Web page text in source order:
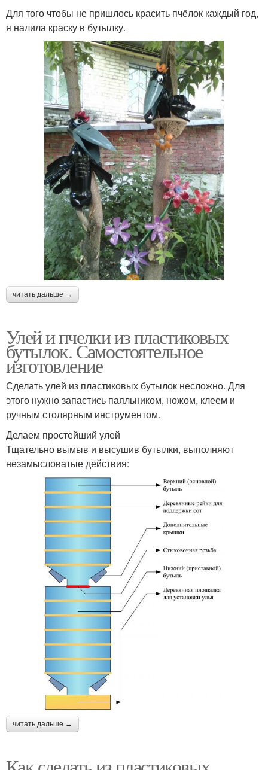
Бутылки на забор Ландыши из бутылок
Ромашка из
пластиковых бутылок
Лягушка из
пластиковых бутылок
Бутылки для улицы
Павлин из пластиковых
бутылок
Павлин из пластиковой
бутылки
Дизайн для сада
Птица из пластиковых
Литровая бутылка
Пингвины из
пластиковых бутылок
Полив из пластиковых
бутылок
Пуфик из пластиковых
бутылок
Для того чтобы не пришлось красить пчёлок каждый год,
я налила краску в бутылку.
читать дальше →
Улей и пчелки из пластиковых
бутылок. Самостоятельное
изготовление
Сделать улей из пластиковых бутылок несложно. Для
этого нужно запастись паяльником, ножом, клеем и
ручным столярным инструментом.
Делаем простейший улей
Тщательно вымыв и высушив бутылки, выполняют
незамысловатые действия:
читать дальше →